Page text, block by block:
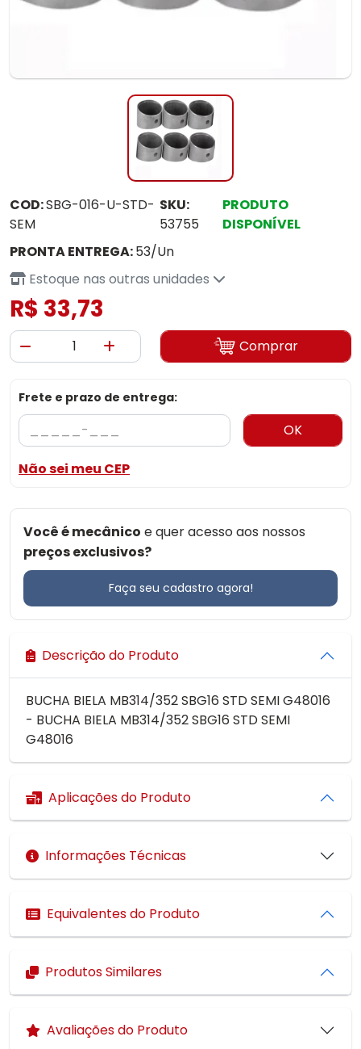
COD:SBG-016-U-STD-
SEM
SKU:
53755
PRODUTO
DISPONÍVEL
PRONTA ENTREGA:53/Un
Estoque nas outras unidades
R$ 33,73
Comprar
Frete e prazo de entrega:
OK
Não sei meu CEP
Você é mecânico e quer acesso aos nossos
preços exclusivos?
Faça seu cadastro agora!
Descrição do Produto
BUCHA BIELA MB314/352 SBG16 STD SEMI G48016
- BUCHA BIELA MB314/352 SBG16 STD SEMI
G48016
Aplicações do Produto
Informações Técnicas
Equivalentes do Produto
Produtos Similares
Avaliações do Produto